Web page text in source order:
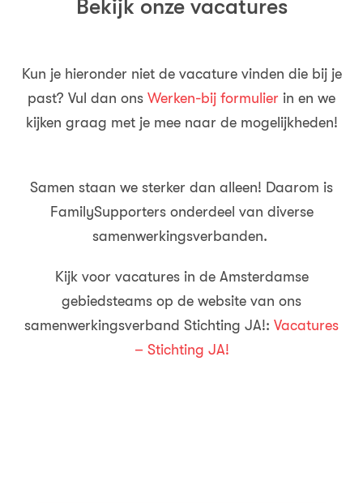
Bekijk onze vacatures
Kun je hieronder niet de vacature vinden die bij je
past? Vul dan ons Werken-bij formulier in en we
kijken graag met je mee naar de mogelijkheden!
Samen staan we sterker dan alleen! Daarom is
FamilySupporters onderdeel van diverse
samenwerkingsverbanden.
Kijk voor vacatures in de Amsterdamse
gebiedsteams op de website van ons
samenwerkingsverband Stichting JA!: Vacatures
– Stichting JA!